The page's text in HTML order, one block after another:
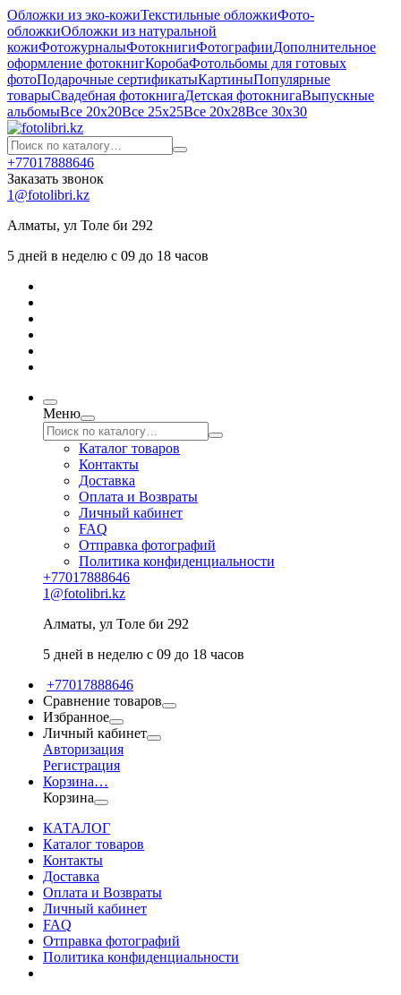
Обложки из эко-кожиТекстильные обложкиФото-
обложкиОбложки из натуральной
кожиФотожурналыФотокнигиФотографииДополнительное
оформление фотокнигКоробаФотольбомы для готовых
фотоПодарочные сертификатыКартиныПопулярные
товарыСвадебная фотокнигаДетская фотокнигаВыпускные
альбомыВсе 20х20Все 25х25Все 20х28Все 30х30
+77017888646
Заказать звонок
1@fotolibri.kz
Алматы, ул Толе би 292
5 дней в неделю с 09 до 18 часов
Меню
Каталог товаров
Контакты
Доставка
Оплата и Возвраты
Личный кабинет
FAQ
Отправка фотографий
Политика конфиденциальности
+77017888646
1@fotolibri.kz
Алматы, ул Толе би 292
5 дней в неделю с 09 до 18 часов
+77017888646
Сравнение товаров
Избранное
Личный кабинет
Авторизация
Регистрация
Корзина…
Корзина
КАТАЛОГ
Каталог товаров
Контакты
Доставка
Оплата и Возвраты
Личный кабинет
FAQ
Отправка фотографий
Политика конфиденциальности